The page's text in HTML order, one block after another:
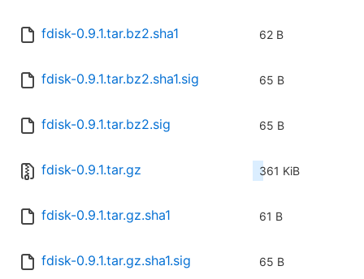
fdisk-0.9.1.tar.bz2.sha1 62 B
fdisk-0.9.1.tar.bz2.sha1.sig 65 B
fdisk-0.9.1.tar.bz2.sig 65 B
fdisk-0.9.1.tar.gz 361 KiB
fdisk-0.9.1.tar.gz.sha1 61 B
fdisk-0.9.1.tar.gz.sha1.sig 65 B